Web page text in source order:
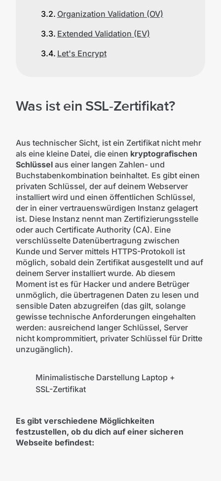
Organization Validation (OV)
Extended Validation (EV)
Let's Encrypt
Was ist ein SSL-Zertifikat?
Aus technischer Sicht, ist ein Zertifikat nicht mehr
als eine kleine Datei, die einen kryptografischen
Schlüsselaus einer langen Zahlen- und
Buchstabenkombination beinhaltet. Es gibt einen
privaten Schlüssel, der auf deinem Webserver
installiert wird und einen öffentlichen Schlüssel,
der in einer vertrauenswürdigen Instanz gelagert
ist. Diese Instanz nennt man Zertifizierungsstelle
oder auch Certificate Authority (CA). Eine
verschlüsselte Datenübertragung zwischen
Kunde und Server mittels HTTPS-Protokoll ist
möglich, sobald dein Zertifikat ausgestellt und auf
deinem Server installiert wurde. Ab diesem
Moment ist es für Hacker und andere Betrüger
unmöglich, die übertragenen Daten zu lesen und
sensible Daten abzugreifen (das gilt, solange
gewisse technische Anforderungen eingehalten
werden: ausreichend langer Schlüssel, Server
nicht komprommitiert, privater Schlüssel für Dritte
unzugänglich).
Minimalistische Darstellung Laptop +
SSL-Zertifikat
Es gibt verschiedene Möglichkeiten
festzustellen, ob du dich auf einer sicheren
Webseite befindest: